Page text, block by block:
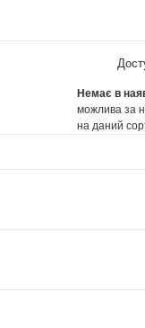
Немає в
можлива за
на даний